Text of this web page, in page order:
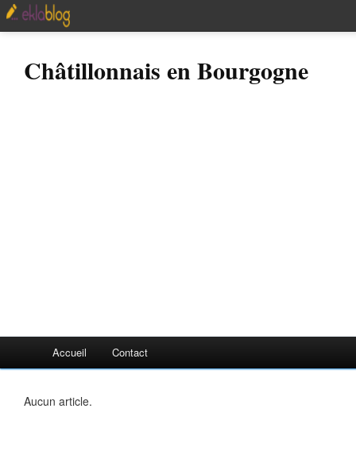
Châtillonnais en Bourgogne
Accueil Contact
Aucun article.